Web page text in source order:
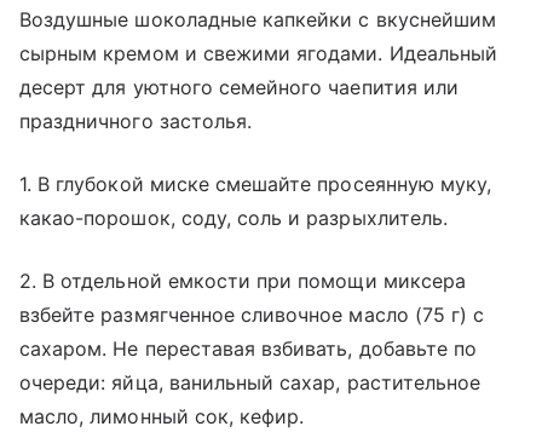
Воздушные шоколадные капкейки с вкуснейшим
сырным кремом и свежими ягодами. Идеальный
десерт для уютного семейного чаепития или
праздничного застолья.
1. В глубокой миске смешайте просеянную муку,
какао-порошок, соду, соль и разрыхлитель.
2. В отдельной емкости при помощи миксера
взбейте размягченное сливочное масло (75 г) с
сахаром. Не переставая взбивать, добавьте по
очереди: яйца, ванильный сахар, растительное
масло, лимонный сок, кефир.